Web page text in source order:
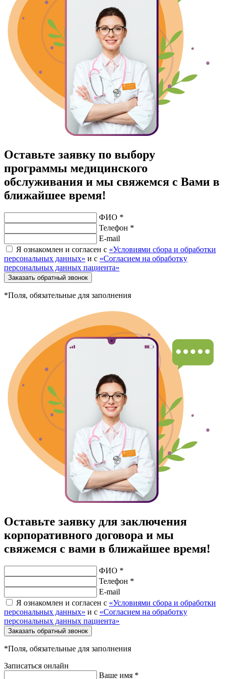
Оставьте заявку по выбору
программы медицинского
обслуживания и мы свяжемся с Вами в
ближайшее время!
ФИО *
Телефон *
E-mail
Я ознакомлен и согласен с «Условиями сбора и обработки
персональных данных» и с «Согласием на обработку
персональных данных пациента»
Заказать обратный звонок
*Поля, обязательные для заполнения
Оставьте заявку для заключения
корпоративного договора и мы
свяжемся с вами в ближайшее время!
ФИО *
Телефон *
E-mail
Я ознакомлен и согласен с «Условиями сбора и обработки
персональных данных» и с «Согласием на обработку
персональных данных пациента»
Заказать обратный звонок
*Поля, обязательные для заполнения
Записаться онлайн
Ваше имя *